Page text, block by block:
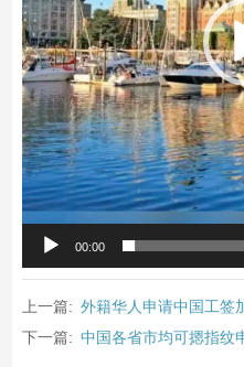
00:00
上一篇: 外籍华人申请中国工签
下一篇: 中国各省市均可摁指纹